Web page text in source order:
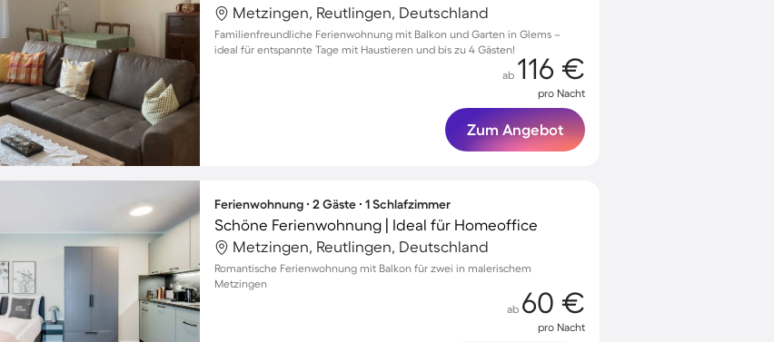
Metzingen, Reutlingen, Deutschland
Familienfreundliche Ferienwohnung mit Balkon und Garten in Glems –
ideal für entspannte Tage mit Haustieren und bis zu 4 Gästen!
ab 116 €
pro Nacht
Zum Angebot
Ferienwohnung ∙ 2 Gäste ∙ 1 Schlafzimmer
Schöne Ferienwohnung | Ideal für Homeoffice
Metzingen, Reutlingen, Deutschland
Romantische Ferienwohnung mit Balkon für zwei in malerischem
Metzingen
ab 60 €
pro Nacht